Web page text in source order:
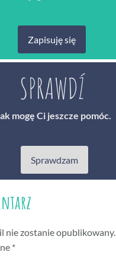
Zapisuję się
SPRAWDŹ
mogę Ci jeszcze pomóc.
Sprawdzam
nie zostanie opublikowany.
*